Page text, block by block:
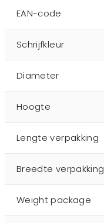
EAN-code
Schrijfkleur
Diameter
Hoogte
Lengte verpakking
Breedte verpakking
Weight package